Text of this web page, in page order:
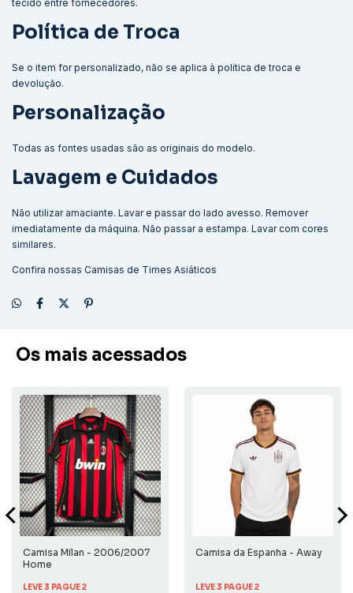
tecido entre fornecedores.
Política de Troca
Se o item for personalizado, não se aplica à política de troca e
devolução.
Personalização
Todas as fontes usadas são as originais do modelo.
Lavagem e Cuidados
Não utilizar amaciante. Lavar e passar do lado avesso. Remover
imediatamente da máquina. Não passar a estampa. Lavar com cores
similares.
Confira nossas Camisas de Times Asiáticos
Os mais acessados
Camisa Milan - 2006/2007
Home
LEVE 3 PAGUE 2
Camisa da Espanha - Away
LEVE 3 PAGUE 2